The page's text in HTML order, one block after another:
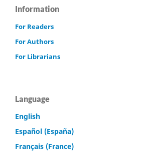
Information
For Readers
For Authors
For Librarians
Language
English
Español (España)
Français (France)